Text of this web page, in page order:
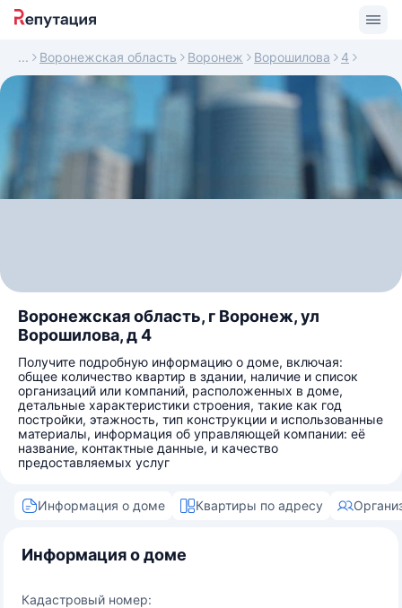
Воронежская область Воронеж Ворошилова 4
Воронежская область, г Воронеж, ул
Ворошилова, д 4
Получите подробную информацию о доме, включая:
общее количество квартир в здании, наличие и список
организаций или компаний, расположенных в доме,
детальные характеристики строения, такие как год
постройки, этажность, тип конструкции и использованные
материалы, информация об управляющей компании: её
название, контактные данные, и качество
предоставляемых услуг
Информация о доме Квартиры по адресу
Информация о доме
Кадастровый номер: